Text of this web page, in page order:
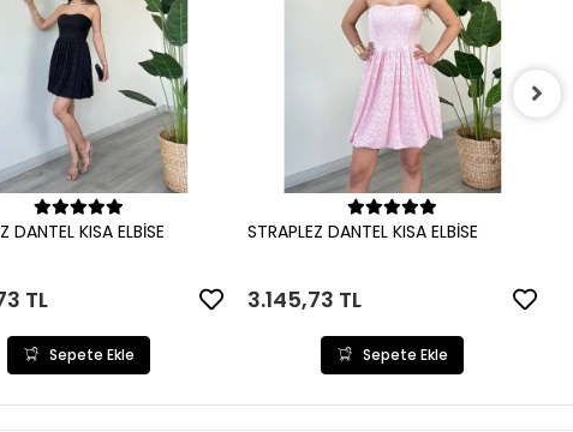
Sepete Ekle
DANTEL KISA ELBİSE
TL
Sepete Ekle
Sepete Ekle
STRAPLEZ DANTEL KISA ELBİSE
3.145,73 TL
Sepete Ekle